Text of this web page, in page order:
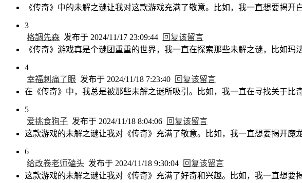
《传奇》中的未解之谜让我对这款游戏充满了敬意。比如，我一直想要揭
3
格調先森 发布于 2024/11/17 23:09:44
回复该留言
《传奇》游戏真是个谜团重重的世界，我一直在探索那些未解之谜，比如
4
幸福刺痛了眼 发布于 2024/11/18 7:23:40
回复该留言
在《传奇》中，我总是被那些未解之谜所吸引。比如，我一直在寻找关于比
5
爱挑食狗子 发布于 2024/11/18 8:04:06
回复该留言
这款游戏的未解之谜让我对《传奇》充满了敬意。比如，我一直想要揭开魔
6
给改卷老师磕头 发布于 2024/11/18 9:30:04
回复该留言
这款游戏的未解之谜让我对《传奇》充满了好奇和兴趣。比如，我一直想要